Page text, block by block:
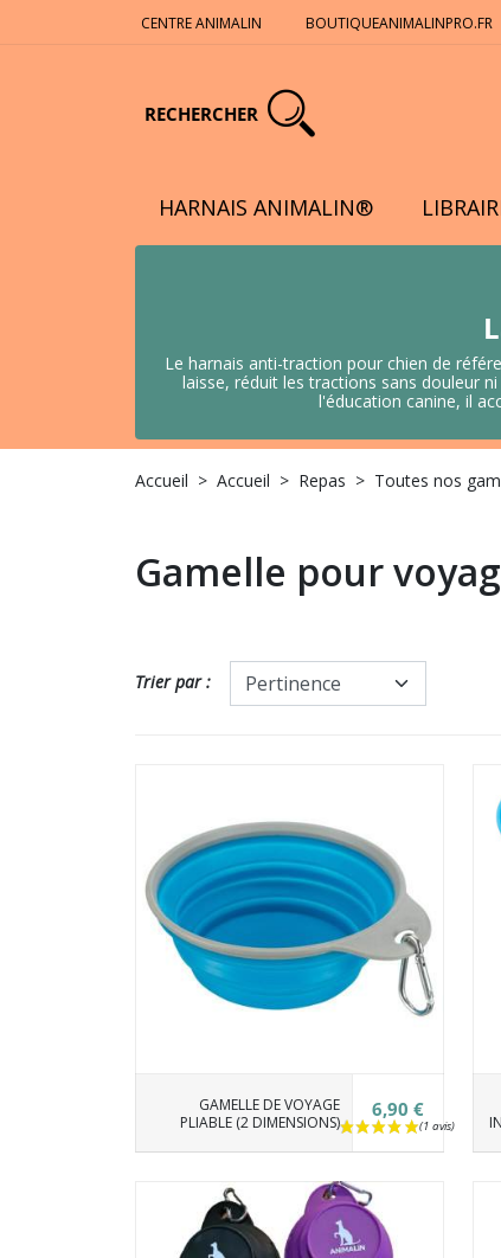
CENTRE ANIMALIN BOUTIQUEANIMALINPRO.FR
RECHERCHER
HARNAIS ANIMALIN®
Le harnais anti-traction pour chien de
laisse, réduit les tractions sans douleur
l'éducation canine, il
Accueil Accueil Repas Toutes nos
Gamelle pour
Trier par :
GAMELLE DE VOYAGE
PLIABLE (2 DIMENSIONS)
6,90 €